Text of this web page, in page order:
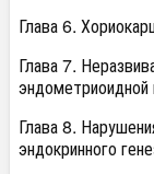
Глава 6.
Глава 7.
Глава 8.
эндокринного